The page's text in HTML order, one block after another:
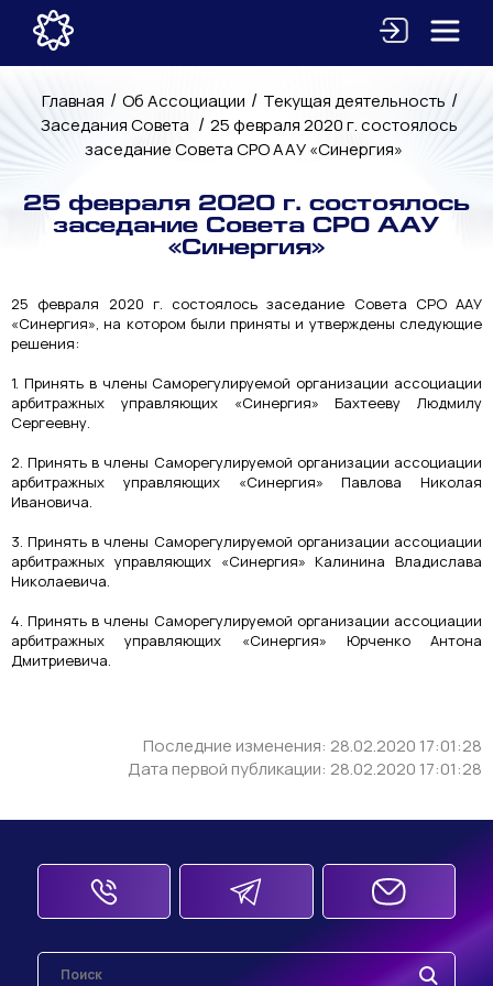
Главная / Об Ассоциации / Текущая деятельность /
Заседания Совета / 25 февраля 2020 г. состоялось
заседание Совета СРО ААУ «Синергия»
25 февраля 2020 г. состоялось
заседание Совета СРО ААУ
«Синергия»
25 февраля 2020 г. состоялось заседание Совета СРО ААУ
«Синергия», на котором были приняты и утверждены следующие
решения:
1. Принять в члены Саморегулируемой организации ассоциации
арбитражных управляющих «Синергия» Бахтееву Людмилу
Сергеевну.
2. Принять в члены Саморегулируемой организации ассоциации
арбитражных управляющих «Синергия» Павлова Николая
Ивановича.
3. Принять в члены Саморегулируемой организации ассоциации
арбитражных управляющих «Синергия» Калинина Владислава
Николаевича.
4. Принять в члены Саморегулируемой организации ассоциации
арбитражных управляющих «Синергия» Юрченко Антона
Дмитриевича.
Последние изменения: 28.02.2020 17:01:28
Дата первой публикации: 28.02.2020 17:01:28